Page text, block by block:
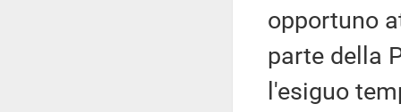
opportuno
parte della
l'esiguo